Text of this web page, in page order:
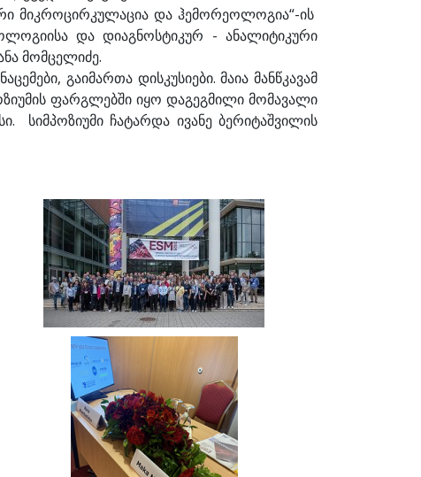
მიკროცირკულაცია და ჰემორეოლოგია“-ის
და დიაგნოსტიკურ - ანალიტიკური
მომცელიძე.
გაიმართა დისკუსიები. მაია მანწკავამ
ფარგლებში იყო დაგეგმილი მომავალი
ჩატარდა ივანე ბერიტაშვილის